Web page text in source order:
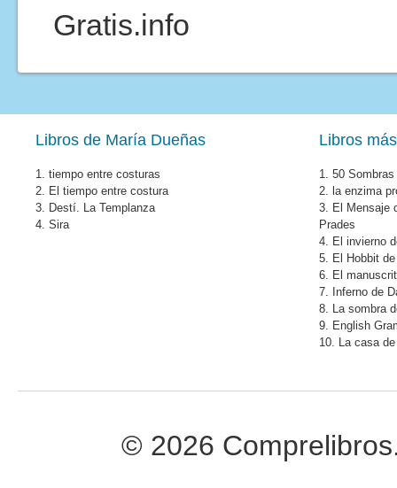
Gratis.info
Libros de María Dueñas
1. tiempo entre costuras
2. El tiempo entre costura
3. Destí. La Templanza
4. Sira
Libros
1. 50
2. la enzima
3. El Mensaje
Prades
4. El invierno
5. El Hobbit
6. El
7. Inferno de
8. La sombra
9. English
10. La casa
© 2026